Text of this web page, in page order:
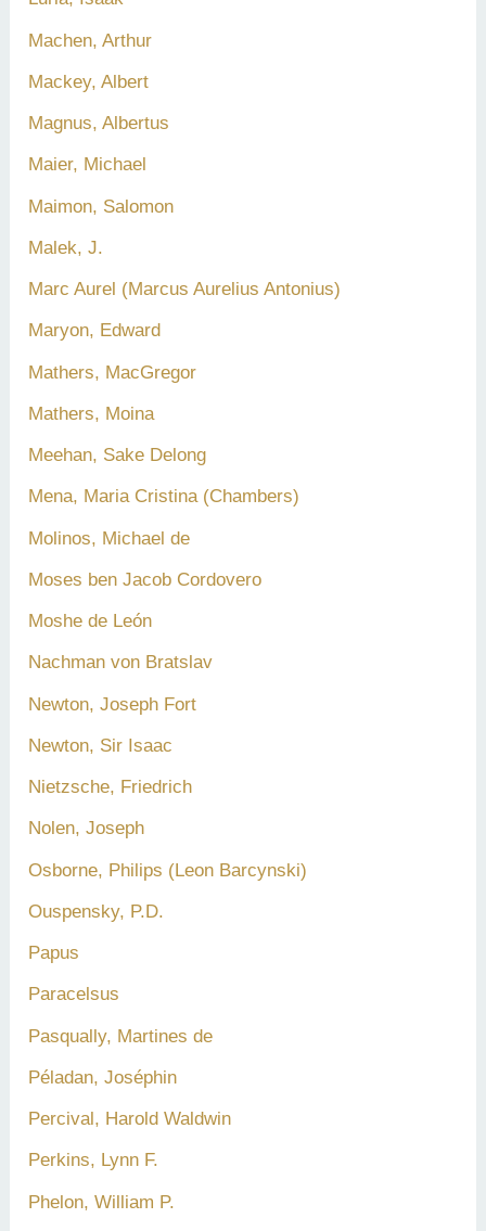
Machen, Arthur
Mackey, Albert
Magnus, Albertus
Maier, Michael
Maimon, Salomon
Malek, J.
Marc Aurel (Marcus Aurelius Antonius)
Maryon, Edward
Mathers, MacGregor
Mathers, Moina
Meehan, Sake Delong
Mena, Maria Cristina (Chambers)
Molinos, Michael de
Moses ben Jacob Cordovero
Moshe de León
Nachman von Bratslav
Newton, Joseph Fort
Newton, Sir Isaac
Nietzsche, Friedrich
Nolen, Joseph
Osborne, Philips (Leon Barcynski)
Ouspensky, P.D.
Papus
Paracelsus
Pasqually, Martines de
Péladan, Joséphin
Percival, Harold Waldwin
Perkins, Lynn F.
Phelon, William P.